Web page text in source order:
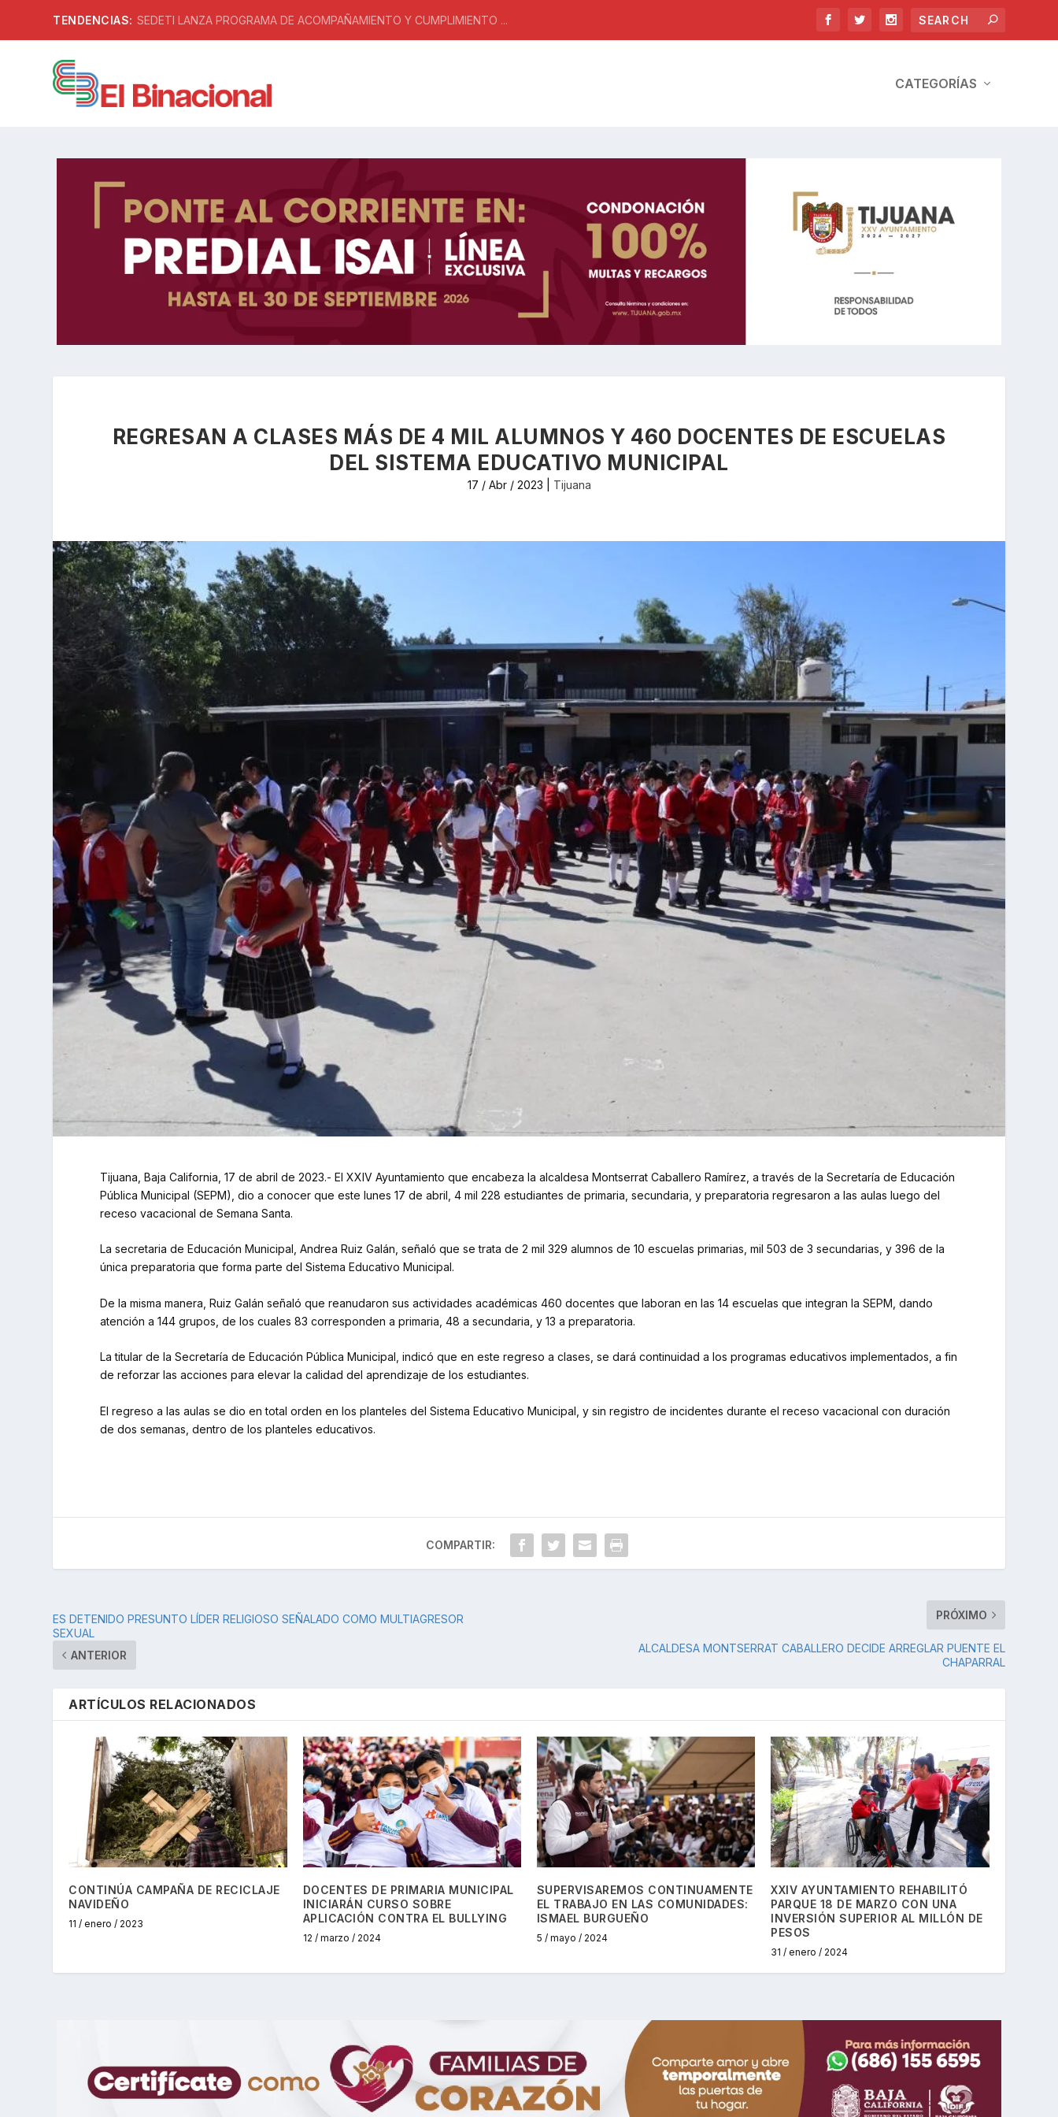
TENDENCIAS: SEDETI LANZA PROGRAMA DE ACOMPAÑAMIENTO Y CUMPLIMIENTO ...
CATEGORÍAS
REGRESAN A CLASES MÁS DE 4 MIL ALUMNOS Y 460 DOCENTES DE ESCUELAS
DEL SISTEMA EDUCATIVO MUNICIPAL
17 / Abr / 2023 Tijuana
Tijuana, Baja California, 17 de abril de 2023.- El XXIV Ayuntamiento que encabeza la alcaldesa Montserrat Caballero Ramírez, a través de la Secretaría de Educación
Pública Municipal (SEPM), dio a conocer que este lunes 17 de abril, 4 mil 228 estudiantes de primaria, secundaria, y preparatoria regresaron a las aulas luego del
receso vacacional de Semana Santa.
La secretaria de Educación Municipal, Andrea Ruiz Galán, señaló que se trata de 2 mil 329 alumnos de 10 escuelas primarias, mil 503 de 3 secundarias, y 396 de la
única preparatoria que forma parte del Sistema Educativo Municipal.
De la misma manera, Ruiz Galán señaló que reanudaron sus actividades académicas 460 docentes que laboran en las 14 escuelas que integran la SEPM, dando
atención a 144 grupos, de los cuales 83 corresponden a primaria, 48 a secundaria, y 13 a preparatoria.
La titular de la Secretaría de Educación Pública Municipal, indicó que en este regreso a clases, se dará continuidad a los programas educativos implementados, a fin
de reforzar las acciones para elevar la calidad del aprendizaje de los estudiantes.
El regreso a las aulas se dio en total orden en los planteles del Sistema Educativo Municipal, y sin registro de incidentes durante el receso vacacional con duración
de dos semanas, dentro de los planteles educativos.
COMPARTIR:
ES DETENIDO PRESUNTO LÍDER RELIGIOSO SEÑALADO COMO MULTIAGRESOR
SEXUAL
ANTERIOR
PRÓXIMO
ALCALDESA MONTSERRAT CABALLERO DECIDE ARREGLAR PUENTE EL
CHAPARRAL
ARTÍCULOS RELACIONADOS
CONTINÚA CAMPAÑA DE RECICLAJE
NAVIDEÑO
11 / enero / 2023
DOCENTES DE PRIMARIA MUNICIPAL
INICIARÁN CURSO SOBRE
APLICACIÓN CONTRA EL BULLYING
12 / marzo / 2024
SUPERVISAREMOS CONTINUAMENTE
EL TRABAJO EN LAS COMUNIDADES:
ISMAEL BURGUEÑO
5 / mayo / 2024
XXIV AYUNTAMIENTO REHABILITÓ
PARQUE 18 DE MARZO CON UNA
INVERSIÓN SUPERIOR AL MILLÓN DE
PESOS
31 / enero / 2024